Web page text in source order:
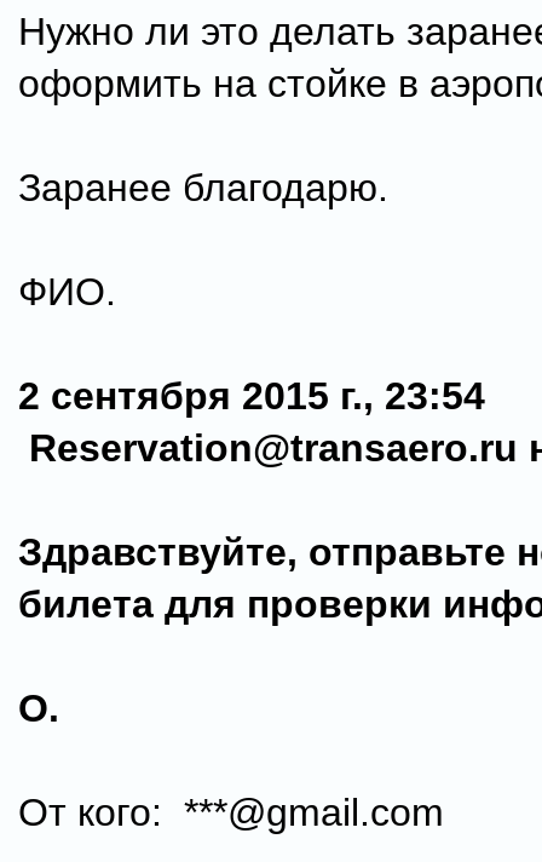
Нужно ли это делать
оформить на стойке в
Заранее благодарю.
ФИО.
2 сентября 2015 г., 23:54
Reservation@transaero.ru
Здравствуйте, отправьте
билета для проверки
О.
От кого: ***@gmail.com